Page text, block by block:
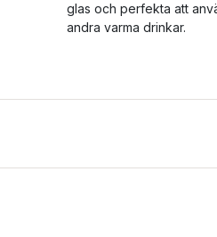
glas och perfekta att
andra varma drinkar.